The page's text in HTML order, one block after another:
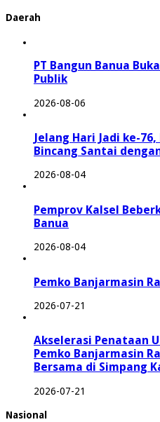
Daerah
PT Bangun Banua
Publik
2026-08-06
Jelang Hari Jadi ke-
Bincang Santai
2026-08-04
Pemprov Kalsel
Banua
2026-08-04
Pemko Banjarmasin
2026-07-21
Akselerasi Penataan
Pemko Banjarmasin
Bersama di Simpang
2026-07-21
Nasional